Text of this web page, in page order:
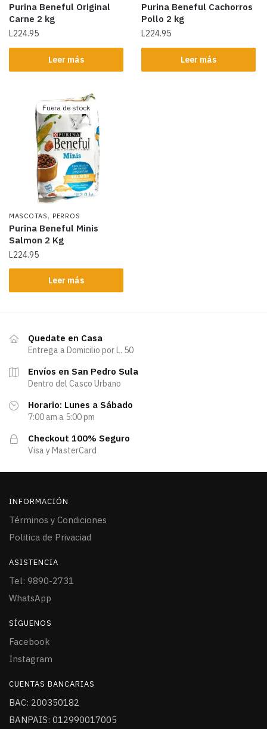
Purina Beneful Original
Carne 2 kg
L224.95
Leer más
Purina Beneful Cachorros
Pollo 2 kg
L224.95
Leer más
Fuera de stock
MASCOTAS , PERROS
Purina Beneful Minis
Salmon 2 Kg
L224.95
Leer más
Quedate en Casa
Entrega a Domicilio por L. 50
Envíos en San Pedro Sula
Dentro del Casco Urbano
Horario: Lunes a Sábado
7:00 am a 5:00 pm
Checkout 100% Seguro
Visa y MasterCard
INFORMACIÓN
Términos y Condiciones
Politica de Privaciad
ASISTENCIA
Tel: 9890-2731
WhatsApp
SÍGUENOS
Facebook
Instagram
CUENTAS BANCARIAS
BAC: 200350182
BANPAIS: 012990017005